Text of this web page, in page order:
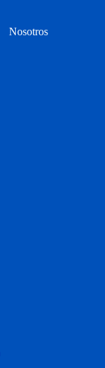
Nosotros